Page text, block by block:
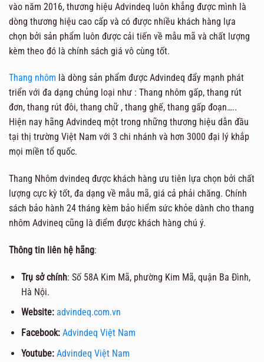
vào năm 2016, thương hiệu Advindeq luôn khẳng được mình là
dòng thương hiệu cao cấp và có được nhiều khách hàng lựa
chọn bởi sản phẩm luôn được cải tiến về mẫu mã và chất lượng
kèm theo đó là chính sách giá vô cùng tốt.
Thang nhôm là dòng sản phẩm được Advindeq đẩy mạnh phát
triển với đa dạng chủng loại như : Thang nhôm gấp, thang rút
đơn, thang rút đôi, thang chữ , thang ghế, thang gấp đoạn…..
Hiện nay hãng Advindeq một trong những thương hiệu dẫn đầu
tại thị trường Việt Nam với 3 chi nhánh và hơn 3000 đại lý khắp
mọi miền tổ quốc.
Thang Nhôm dvindeq được khách hàng ưu tiên lựa chọn bởi chất
lượng cực kỳ tốt, đa dạng về mẫu mã, giá cả phải chăng. Chính
sách bảo hành 24 tháng kèm bảo hiểm sức khỏe dành cho thang
nhôm Advineq cũng là điểm được khách hàng chú ý.
Thông tin liên hệ hãng:
Trụ sở chính: Số 58A Kim Mã, phường Kim Mã, quận Ba Đình,
Hà Nội.
Website: advindeq.com.vn
Facebook: Advindeq Việt Nam
Youtube: Advindeq Việt Nam